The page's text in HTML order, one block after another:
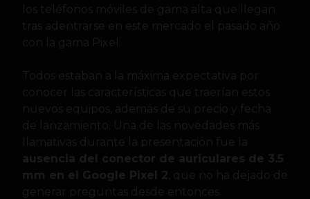
los teléfonos móviles de gama alta que llegan
tras adentrarse en este mercado el pasado año
con la gama Pixel.
Todos estaban a la máxima expectativa por
conocer las características que traerían estos
nuevos equipos, además de su precio y fecha
de lanzamiento. Una de las novedades más
llamativas durante la presentación fue la
ausencia del conector de auriculares de 3.5
mm en el Google Pixel 2 , que no ha dejado de
generar preguntas desde entonces.